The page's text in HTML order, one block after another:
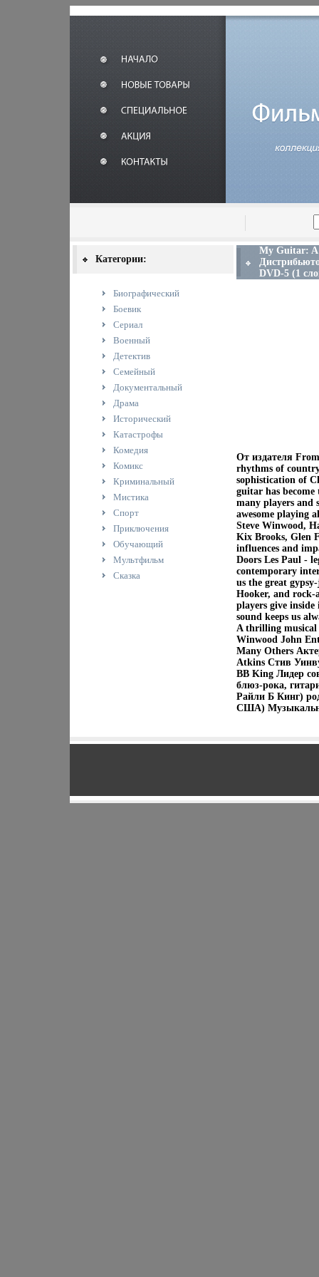
Категории:
Биографический
Боевик
Сериал
Военный
Детектив
Семейный
Документальный
Драма
Исторический
Катастрофы
Комедия
Комикс
Криминальный
Мистика
Спорт
Приключения
Обучающий
Мультфильм
Сказка
My Guitar: A
DVD-5 (1
От издателя
rhythms of
sophistication of
guitar has
many players and
awesome playing
Steve Winwood,
Kix Brooks, Glen
influences and
Doors Les Paul -
contemporary
us the great
Hooker, and rock-
players give
sound keeps us
A thrilling musical
Winwood John
Many Others
Atkins Стив
BB King Лидер
блюз-рока,
Райли Б Кинг)
США)